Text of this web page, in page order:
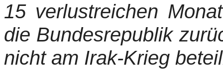
15 verlustreichen
die Bundesrepublik
nicht am Irak-Krieg